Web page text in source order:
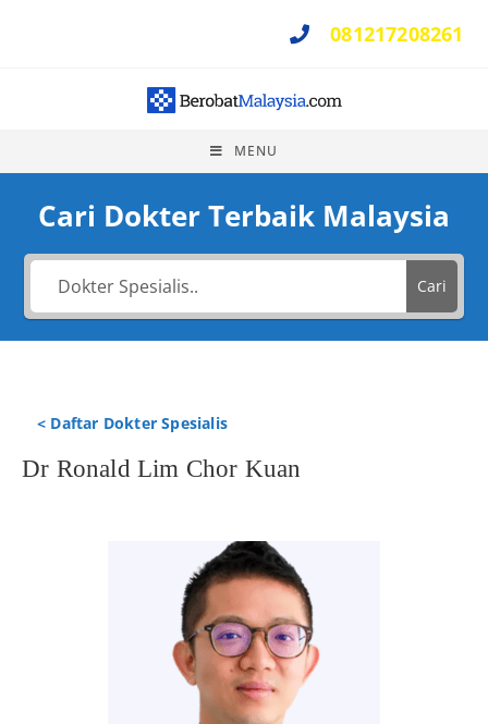
081217208261
MENU
Cari Dokter Terbaik Malaysia
Cari
< Daftar Dokter Spesialis
Dr Ronald Lim Chor Kuan